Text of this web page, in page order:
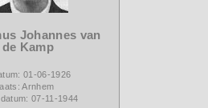
Johannes van
de Kamp
01-06-1926
Arnhem
07-11-1944